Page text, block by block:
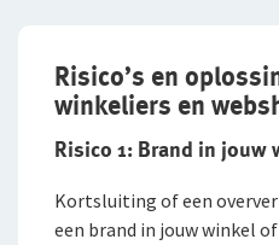
Risico’s en
winkeliers en
Risico 1: Brand in jouw
Kortsluiting of een
een brand in jouw winkel